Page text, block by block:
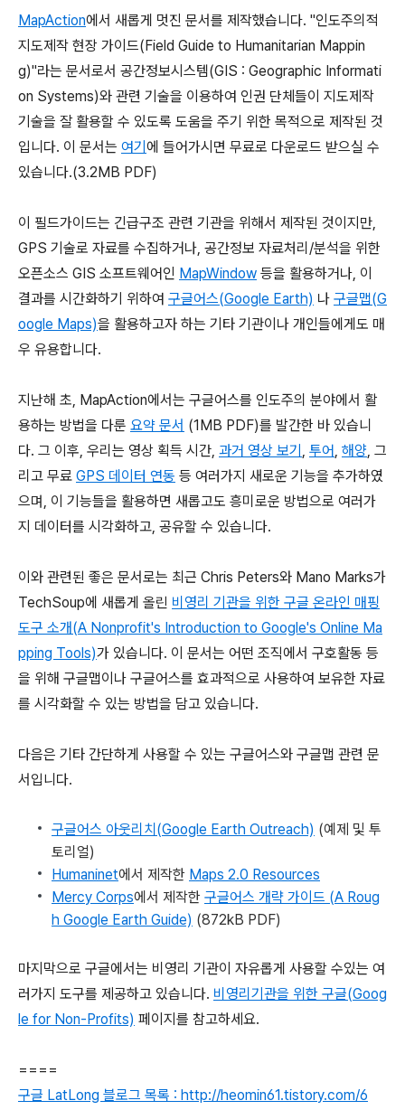
MapAction에서 새롭게 멋진 문서를 제작했습니다. "인도주의적
지도제작 현장 가이드(Field Guide to Humanitarian Mappin
g)"라는 문서로서 공간정보시스템(GIS : Geographic Informati
on Systems)와 관련 기술을 이용하여 인권 단체들이 지도제작
기술을 잘 활용할 수 있도록 도움을 주기 위한 목적으로 제작된 것
입니다. 이 문서는 여기에 들어가시면 무료로 다운로드 받으실 수
있습니다.(3.2MB PDF)
이 필드가이드는 긴급구조 관련 기관을 위해서 제작된 것이지만,
GPS 기술로 자료를 수집하거나, 공간정보 자료처리/분석을 위한
오픈소스 GIS 소프트웨어인 MapWindow 등을 활용하거나, 이
결과를 시간화하기 위하여 구글어스(Google Earth) 나 구글맵(G
oogle Maps)을 활용하고자 하는 기타 기관이나 개인들에게도 매
우 유용합니다.
지난해 초, MapAction에서는 구글어스를 인도주의 분야에서 활
용하는 방법을 다룬 요약 문서 (1MB PDF)를 발간한 바 있습니
다. 그 이후, 우리는 영상 획득 시간, 과거 영상 보기, 투어, 해양, 그
리고 무료 GPS 데이터 연동 등 여러가지 새로운 기능을 추가하였
으며, 이 기능들을 활용하면 새롭고도 흥미로운 방법으로 여러가
지 데이터를 시각화하고, 공유할 수 있습니다.
이와 관련된 좋은 문서로는 최근 Chris Peters와 Mano Marks가
TechSoup에 새롭게 올린 비영리 기관을 위한 구글 온라인 매핑
도구 소개(A Nonprofit's Introduction to Google's Online Ma
pping Tools)가 있습니다. 이 문서는 어떤 조직에서 구호활동 등
을 위해 구글맵이나 구글어스를 효과적으로 사용하여 보유한 자료
를 시각화할 수 있는 방법을 담고 있습니다.
다음은 기타 간단하게 사용할 수 있는 구글어스와 구글맵 관련 문
서입니다.
구글어스 아웃리치(Google Earth Outreach) (예제 및 투
토리얼)
Humaninet에서 제작한 Maps 2.0 Resources
Mercy Corps에서 제작한 구글어스 개략 가이드 (A Roug
h Google Earth Guide) (872kB PDF)
마지막으로 구글에서는 비영리 기관이 자유롭게 사용할 수있는 여
러가지 도구를 제공하고 있습니다. 비영리기관을 위한 구글(Goog
le for Non-Profits) 페이지를 참고하세요.
====
구글 LatLong 블로그 목록 : http://heomin61.tistory.com/6